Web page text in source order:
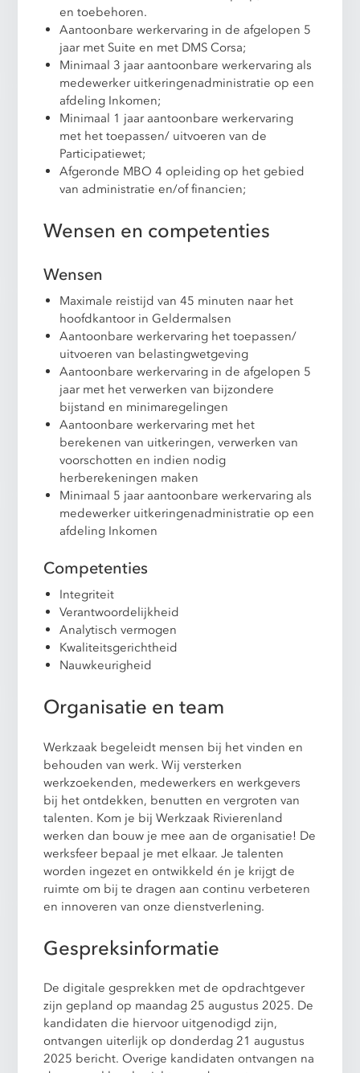
en toebehoren.
Aantoonbare werkervaring in de afgelopen 5
jaar met Suite en met DMS Corsa;
Minimaal 3 jaar aantoonbare werkervaring als
medewerker uitkeringenadministratie op een
afdeling Inkomen;
Minimaal 1 jaar aantoonbare werkervaring
met het toepassen/ uitvoeren van de
Participatiewet;
Afgeronde MBO 4 opleiding op het gebied
van administratie en/of financien;
Wensen en competenties
Wensen
Maximale reistijd van 45 minuten naar het
hoofdkantoor in Geldermalsen
Aantoonbare werkervaring het toepassen/
uitvoeren van belastingwetgeving
Aantoonbare werkervaring in de afgelopen 5
jaar met het verwerken van bijzondere
bijstand en minimaregelingen
Aantoonbare werkervaring met het
berekenen van uitkeringen, verwerken van
voorschotten en indien nodig
herberekeningen maken
Minimaal 5 jaar aantoonbare werkervaring als
medewerker uitkeringenadministratie op een
afdeling Inkomen
Competenties
Integriteit
Verantwoordelijkheid
Analytisch vermogen
Kwaliteitsgerichtheid
Nauwkeurigheid
Organisatie en team
Werkzaak begeleidt mensen bij het vinden en
behouden van werk. Wij versterken
werkzoekenden, medewerkers en werkgevers
bij het ontdekken, benutten en vergroten van
talenten. Kom je bij Werkzaak Rivierenland
werken dan bouw je mee aan de organisatie! De
werksfeer bepaal je met elkaar. Je talenten
worden ingezet en ontwikkeld én je krijgt de
ruimte om bij te dragen aan continu verbeteren
en innoveren van onze dienstverlening.
Gespreksinformatie
De digitale gesprekken met de opdrachtgever
zijn gepland op maandag 25 augustus 2025. De
kandidaten die hiervoor uitgenodigd zijn,
ontvangen uiterlijk op donderdag 21 augustus
2025 bericht. Overige kandidaten ontvangen na